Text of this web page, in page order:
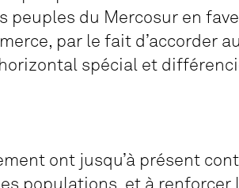
peuples du Mercosur en
par le fait d’accorder
spécial et
ont jusqu’à présent